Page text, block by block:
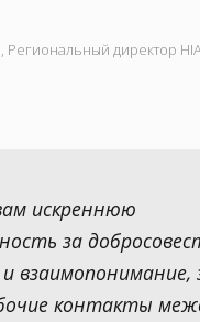
директор
искреннюю
за
взаимопонимание,
контакты